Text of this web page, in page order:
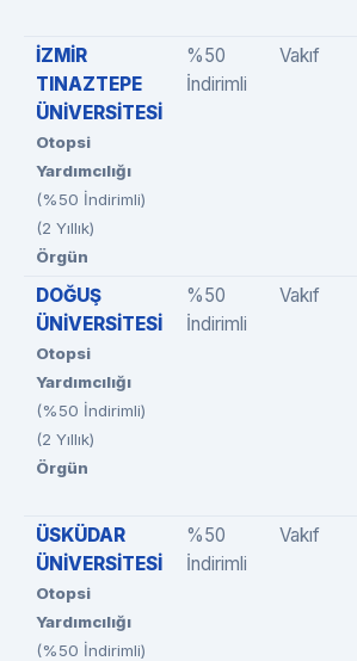
İZMİR
TINAZTEPE
ÜNİVERSİTESİ
Otopsi
Yardımcılığı
(%50 İndirimli)
(2 Yıllık)
Örgün
%50
İndirimli
Vakıf
DOĞUŞ
ÜNİVERSİTESİ
Otopsi
Yardımcılığı
(%50 İndirimli)
(2 Yıllık)
Örgün
%50
İndirimli
Vakıf
ÜSKÜDAR
ÜNİVERSİTESİ
Otopsi
Yardımcılığı
(%50 İndirimli)
%50
İndirimli
Vakıf